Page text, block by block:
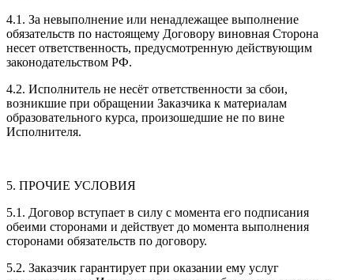
4.1. За невыполнение или ненадлежащее выполнение
обязательств по настоящему Договору виновная Сторона
несет ответственность, предусмотренную действующим
законодательством РФ.
4.2. Исполнитель не несёт ответственности за сбои,
возникшие при обращении Заказчика к материалам
образовательного курса, произошедшие не по вине
Исполнителя.
5. ПРОЧИЕ УСЛОВИЯ
5.1. Договор вступает в силу с момента его подписания
обеими сторонами и действует до момента выполнения
сторонами обязательств по договору.
5.2. Заказчик гарантирует при оказании ему услуг